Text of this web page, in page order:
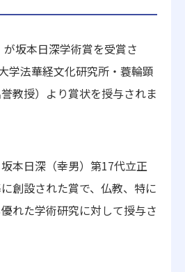
法人本部
が坂本日深学術賞を受賞さ
学法華経文化研究所・蓑輪顕
教授）より賞状を授与されま
本日深（幸男）第17代立正
創設された賞で、仏教、特に
れた学術研究に対して授与さ